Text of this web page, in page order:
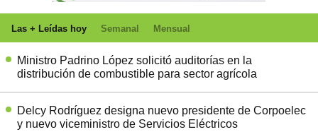
Las + Leídas hoy Semanal Mensual
Ministro Padrino López solicitó auditorías en la
distribución de combustible para sector agrícola
Delcy Rodríguez designa nuevo presidente de Corpoelec
y nuevo viceministro de Servicios Eléctricos